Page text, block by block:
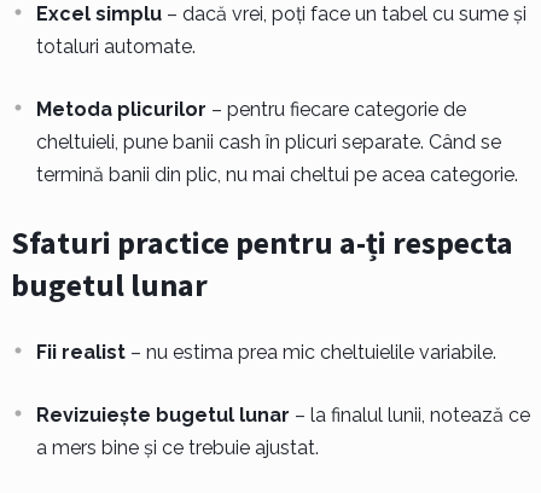
Excel simplu– dacă vrei, poți face un tabel cu sume și
totaluri automate.
Metoda plicurilor – pentru fiecare categorie de
cheltuieli, pune banii cash în plicuri separate. Când se
termină banii din plic, nu mai cheltui pe acea categorie.
Sfaturi practice pentru a-ți respecta
bugetul lunar
Fii realist– nu estima prea mic cheltuielile variabile.
Revizuiește bugetul lunar – la finalul lunii, notează ce
a mers bine și ce trebuie ajustat.